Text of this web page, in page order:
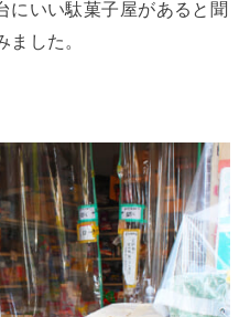
にいい駄菓子屋があると聞
した。